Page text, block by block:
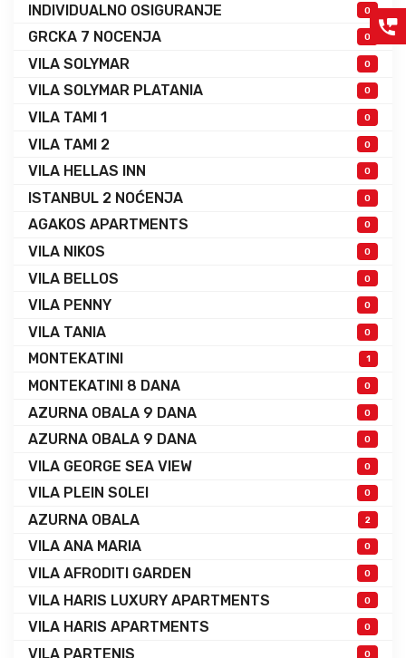
INDIVIDUALNO OSIGURANJE 0
GRCKA 7 NOCENJA 0
VILA SOLYMAR 0
VILA SOLYMAR PLATANIA 0
VILA TAMI 1 0
VILA TAMI 2 0
VILA HELLAS INN 0
ISTANBUL 2 NOĆENJA 0
AGAKOS APARTMENTS 0
VILA NIKOS 0
VILA BELLOS 0
VILA PENNY 0
VILA TANIA 0
MONTEKATINI 1
MONTEKATINI 8 DANA 0
AZURNA OBALA 9 DANA 0
AZURNA OBALA 9 DANA 0
VILA GEORGE SEA VIEW 0
VILA PLEIN SOLEI 0
AZURNA OBALA 2
VILA ANA MARIA 0
VILA AFRODITI GARDEN 0
VILA HARIS LUXURY APARTMENTS 0
VILA HARIS APARTMENTS 0
VILA PARTENIS 0